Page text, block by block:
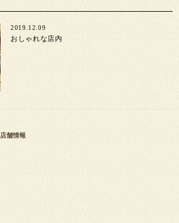
2019.12.09
おしゃれな店内
店舗情報